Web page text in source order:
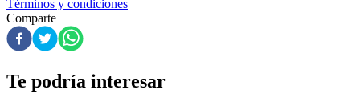
Términos y condiciones
Comparte
Te podría interesar